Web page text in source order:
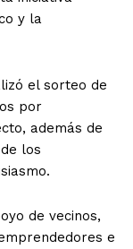
y la
el sorteo de
por
además de
los
de vecinos,
e